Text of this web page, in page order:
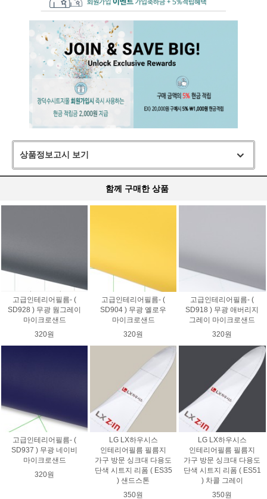
상품정보고시 보기
함께 구매한 상품
고급인테리어필름- (
SD928 ) 무광 웜그레이
마이크로샌드
320원
고급인테리어필름- (
SD904 ) 무광 옐로우
마이크로샌드
320원
고급인테리어필름- (
SD918 ) 무광 애버리지
그레이 마이크로샌드
320원
고급인테리어필름- (
SD937 ) 무광 네이비
마이크로샌드
320원
LG LX하우시스
인테리어필름 필름지
가구 방문 싱크대 다용도
단색 시트지 리폼 ( ES35
) 샌드스톤
350원
LG LX하우시스
인테리어필름 필름지
가구 방문 싱크대 다용도
단색 시트지 리폼 ( ES51
) 차콜 그레이
350원